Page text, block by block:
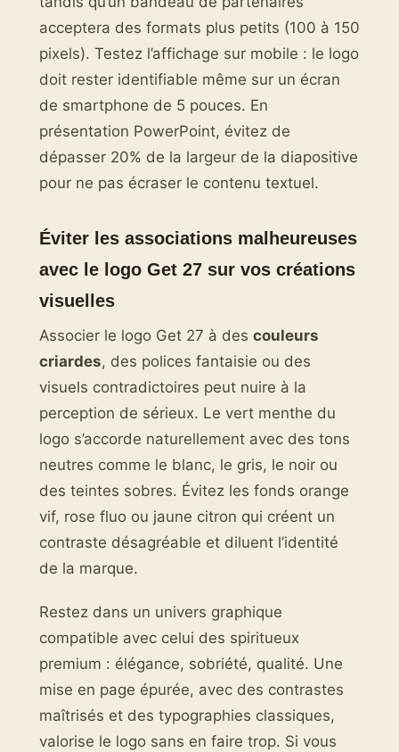
acceptera des formats plus petits (100 à 150
pixels). Testez l’affichage sur mobile : le logo
doit rester identifiable même sur un écran
de smartphone de 5 pouces. En
présentation PowerPoint, évitez de
dépasser 20% de la largeur de la diapositive
pour ne pas écraser le contenu textuel.
Éviter les associations malheureuses
avec le logo Get 27 sur vos créations
visuelles
Associer le logo Get 27 à des couleurs
criardes, des polices fantaisie ou des
visuels contradictoires peut nuire à la
perception de sérieux. Le vert menthe du
logo s’accorde naturellement avec des tons
neutres comme le blanc, le gris, le noir ou
des teintes sobres. Évitez les fonds orange
vif, rose fluo ou jaune citron qui créent un
contraste désagréable et diluent l’identité
de la marque.
Restez dans un univers graphique
compatible avec celui des spiritueux
premium : élégance, sobriété, qualité. Une
mise en page épurée, avec des contrastes
maîtrisés et des typographies classiques,
valorise le logo sans en faire trop. Si vous